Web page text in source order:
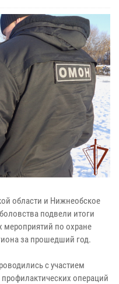
области и Нижнеобское
подвели итоги
по охране
за прошедший год.
с участием
операций